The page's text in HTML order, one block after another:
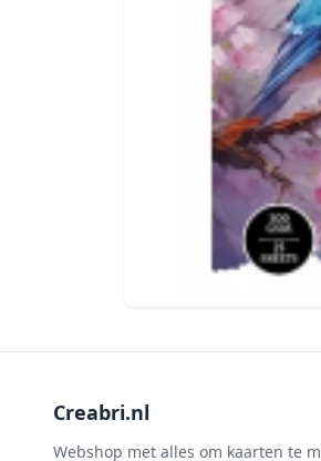
Creabri.nl
Webshop met alles om kaarten te